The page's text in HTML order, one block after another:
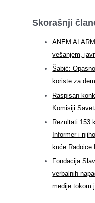
Skorašnji
ANEM
vešanjem,
Šabić:
koriste za
Raspisan
Komisiji
Rezultati 153
Informer i
kuće Radoice
Fondacija
verbalnih
medije tokom